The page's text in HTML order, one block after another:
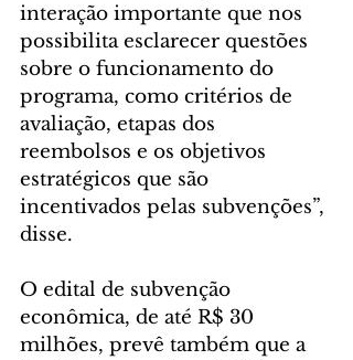
interação importante que nos
possibilita esclarecer questões
sobre o funcionamento do
programa, como critérios de
avaliação, etapas dos
reembolsos e os objetivos
estratégicos que são
incentivados pelas subvenções”,
disse.
O edital de subvenção
econômica, de até R$ 30
milhões, prevê também que a